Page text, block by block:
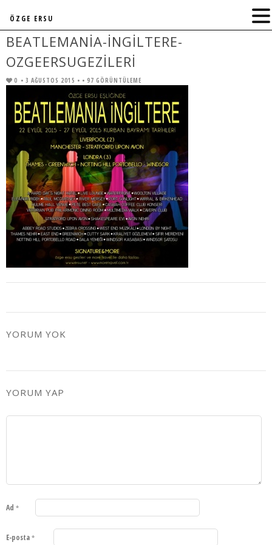
BEATLEMANIA-INGILTERE-
OZGEERSUGEZILERI
0 • 3 AĞUSTOS 2015 • • 97 GÖRÜNTÜLEME
YORUM YOK
YORUM YAP
Ad *
E-posta *
ÖZGE ERSU